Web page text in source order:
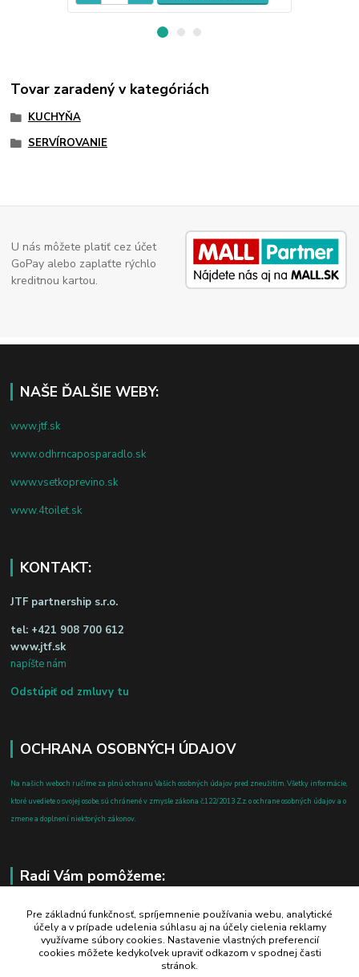
Tovar zaradený v kategóriách
KUCHYŇA
SERVÍROVANIE
U nás môžete platiť cez účet
GoPay alebo zaplaťte rýchlo
kreditnou kartou.
NAŠE ĎALŠIE WEBY:
www.jtf.sk
www.odhrncaposparadlo.sk
www.vsetkoprevino.sk
www.4toilet.sk
KONTAKT:
JTF partnership s.r.o.
tel: +421 908 700 612
www.jtf.sk
napíšte nám
Odstúpiť od zmluvy tu
OCHRANA OSOBNÝCH ÚDAJOV
Na našich weboch ručíme za plnú ochranu Vašich osobných údajov pred zneužitím. Všetky informácie,
ktoré uvediete o svojej osobe, sú chránené v zmysle zákona č.122/2013 Z.z. o ochrane osobných údajov a o
zmene a doplnení niektorých zákonov.
Radi Vám pomôžeme:
+421 908 700 612
po-pia: 8.00 - 16.00
business@jtf.sk
Pre základnú funkčnosť, spríjemnenie používania webu, analytické
účely a v prípade udelenia súhlasu aj na účely cielenia reklamy
využívame súbory cookies. Nastavenie vlastných preferencií
cookies môžete kedykoľvek upraviť odkazom v spodnej časti
stránok.